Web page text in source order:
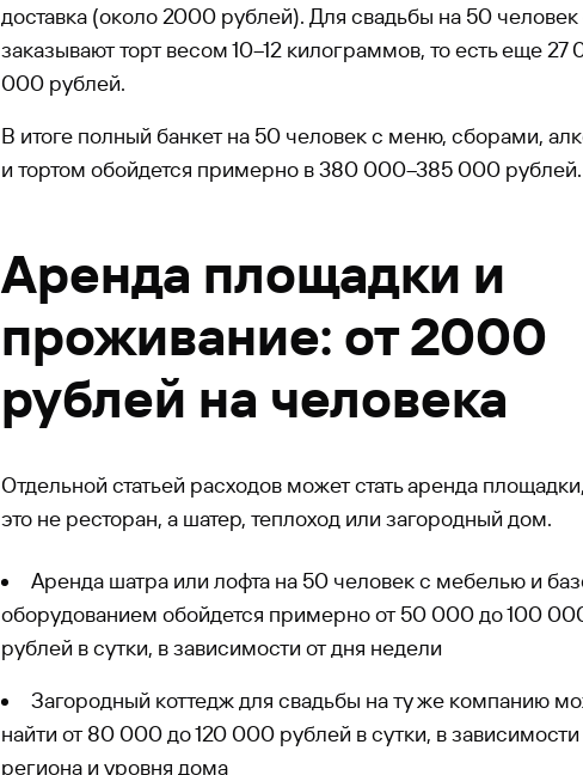
доставка (около 2000 рублей). Для свадьбы на 50
заказывают торт весом 10–12 килограммов, то есть еще 27
000 рублей.
В итоге полный банкет на 50 человек с меню, сборами,
и тортом обойдется примерно в 380 000–385 000 рублей.
Аренда площадки и
проживание: от 2000
рублей на человека
Отдельной статьей расходов может стать аренда
это не ресторан, а шатер, теплоход или загородный дом.
Аренда шатра или лофта на 50 человек с мебелью и
оборудованием обойдется примерно от 50 000 до 100
рублей в сутки, в зависимости от дня недели
Загородный коттедж для свадьбы на ту же компанию
найти от 80 000 до 120 000 рублей в сутки, в зависимости
региона и уровня дома